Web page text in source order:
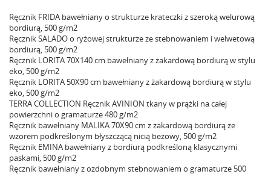
Ręcznik FRIDA bawełniany o strukturze krateczki z szeroką welurową
bordiurą, 500 g/m2
Ręcznik SALADO o ryżowej strukturze ze stebnowaniem i welwetową
bordiurą, 500 g/m2
Ręcznik LORITA 70X140 cm bawełniany z żakardową bordiurą w stylu
eko, 500 g/m2
Ręcznik LORITA 50X90 cm bawełniany z żakardową bordiurą w stylu
eko, 500 g/m2
TERRA COLLECTION Ręcznik AVINION tkany w prążki na całej
powierzchni o gramaturze 480 g/m2
Ręcznik bawełniany MALIKA 70X90 cm z żakardową bordiurą ze
wzorem podkreślonym błyszczącą nicią beżowy, 500 g/m2
Ręcznik EMINA bawełniany z bordiurą podkreśloną klasycznymi
paskami, 500 g/m2
Ręcznik bawełniany z ozdobnym stebnowaniem o gramaturze 500